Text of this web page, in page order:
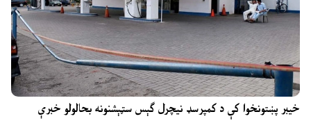
خیبر پښتونخوا کې د کمپرسډ نیچرل ګېس سټېشنونه بحالولو خبرې